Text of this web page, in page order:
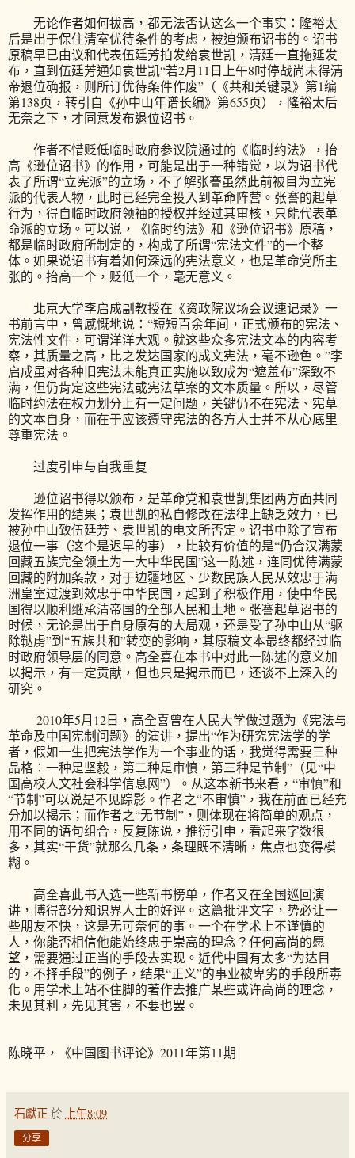
无论作者如何拔高，都无法否认这么一个事实：隆裕太
后是出于保住清室优待条件的考虑，被迫颁布诏书的。诏书
原稿早已由议和代表伍廷芳拍发给袁世凯，清廷一直拖延发
布，直到伍廷芳通知袁世凯“若2月11日上午8时停战尚未得清
帝退位确报，则所订优待条件作废”（《共和关键录》第1编
第138页，转引自《孙中山年谱长编》第655页），隆裕太后
无奈之下，才同意发布退位诏书。
作者不惜贬低临时政府参议院通过的《临时约法》，抬
高《逊位诏书》的作用，可能是出于一种错觉，以为诏书代
表了所谓“立宪派”的立场，不了解张謇虽然此前被目为立宪
派的代表人物，此时已经完全投入到革命阵营。张謇的起草
行为，得自临时政府领袖的授权并经过其审核，只能代表革
命派的立场。可以说，《临时约法》和《逊位诏书》原稿，
都是临时政府所制定的，构成了所谓“宪法文件”的一个整
体。如果说诏书有着如何深远的宪法意义，也是革命党所主
张的。抬高一个，贬低一个，毫无意义。
北京大学李启成副教授在《资政院议场会议速记录》一
书前言中，曾感慨地说：“短短百余年间，正式颁布的宪法、
宪法性文件，可谓洋洋大观。就这些众多宪法文本的内容考
察，其质量之高，比之发达国家的成文宪法，毫不逊色。”李
启成虽对各种旧宪法未能真正实施以致成为“遮羞布”深致不
满，但仍肯定这些宪法或宪法草案的文本质量。所以，尽管
临时约法在权力划分上有一定问题，关键仍不在宪法、宪草
的文本自身，而在于应该遵守宪法的各方人士并不从心底里
尊重宪法。
过度引申与自我重复
逊位诏书得以颁布，是革命党和袁世凯集团两方面共同
发挥作用的结果；袁世凯的私自修改在法律上缺乏效力，已
被孙中山致伍廷芳、袁世凯的电文所否定。诏书中除了宣布
退位一事（这个是迟早的事），比较有价值的是“仍合汉满蒙
回藏五族完全领土为一大中华民国”这一陈述，连同优待满蒙
回藏的附加条款，对于边疆地区、少数民族人民从效忠于满
洲皇室过渡到效忠于中华民国，起到了积极作用，使中华民
国得以顺利继承清帝国的全部人民和土地。张謇起草诏书的
时候，无论是出于自身原有的大局观，还是受了孙中山从“驱
除鞑虏”到“五族共和”转变的影响，其原稿文本最终都经过临
时政府领导层的同意。高全喜在本书中对此一陈述的意义加
以揭示，有一定贡献，但也只是揭示而已，还谈不上深入的
研究。
2010年5月12日，高全喜曾在人民大学做过题为《宪法与
革命及中国宪制问题》的演讲，提出“作为研究宪法学的学
者，假如一生把宪法学作为一个事业的话，我觉得需要三种
品格：一种是坚毅，第二种是审慎，第三种是节制”（见“中
国高校人文社会科学信息网”）。从这本新书来看，“审慎”和
“节制”可以说是不见踪影。作者之“不审慎”，我在前面已经充
分加以揭示；而作者之“无节制”，则体现在将简单的观点，
用不同的语句组合，反复陈说，推衍引申，看起来字数很
多，其实“干货”就那么几条，条理既不清晰，焦点也变得模
糊。
高全喜此书入选一些新书榜单，作者又在全国巡回演
讲，博得部分知识界人士的好评。这篇批评文字，势必让一
些朋友不快，这是无可奈何的事。一个在学术上不谨慎的
人，你能否相信他能始终忠于崇高的理念？任何高尚的愿
望，需要通过正当的手段去实现。近代中国有太多“为达目
的，不择手段”的例子，结果“正义”的事业被卑劣的手段所毒
化。用学术上站不住脚的著作去推广某些或许高尚的理念，
未见其利，先见其害，不要也罢。
陈晓平，《中国图书评论》2011年第11期
石獻正 於 上午8:09
分享